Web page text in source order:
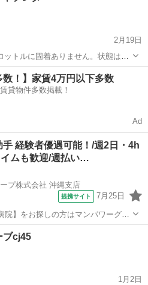
2月19日
ットルに固着ありません。状態はい
なりますので、整備出来る方がいい
ズキ カタナ
数！】家賃4万円以下多数
貸物件多数掲載！
Ad
手 経験者優遇可能！/週2日・4h
イムも歓迎/週払い…
プ株式会社 沖縄支店
提携サイト 7月25日
ブcj45
1月2日